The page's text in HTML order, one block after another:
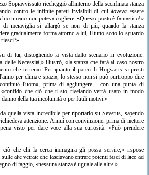
Sopravvissuto riecheggiò all'interno della sconfinata stanza
contro le infinite pareti invisibili di cuidoveva essere
umano non poteva cogliere. «Questo posto è fantastico!»
di meraviglia si allargò se non di più, quando la stanza
gradualmente forma attorno a lui, il tutto sotto lo sguardo
di lui, distogliendo la vista dallo scenario in evoluzione.
delle Necessità,» illustrò, «la stanza che farà al caso nostro
che terremo. Per quanto il parco di Hogwarts si presti
per clima e spazio, lo stesso non si può purtroppo dire
l'uomo, prima di aggiungere - con una punta di
«confido che ciò che ti sto rivelando verrà usato in modo
danno della tua incolumità o per futili motivi.»
quella vista incredibile per riportarlo su Severus, sapendo
attenzione. Annuì con convinzione, prima di mettere
visto per dare voce alla sua curiosità. «Può prendere
che chi la cerca immagina gli possa servire,» rispose
alte vetrate che lasciavano entrare potenti fasci di luce ad
di faggio, «nessuna stanza è uguale alle altre.»